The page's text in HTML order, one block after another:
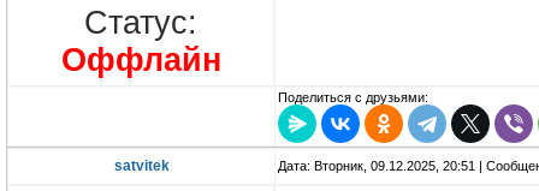
Статус:
Оффлайн
Поделиться с друзьями:
satvitek Дата: Вторник, 09.12.2025, 20:51 |